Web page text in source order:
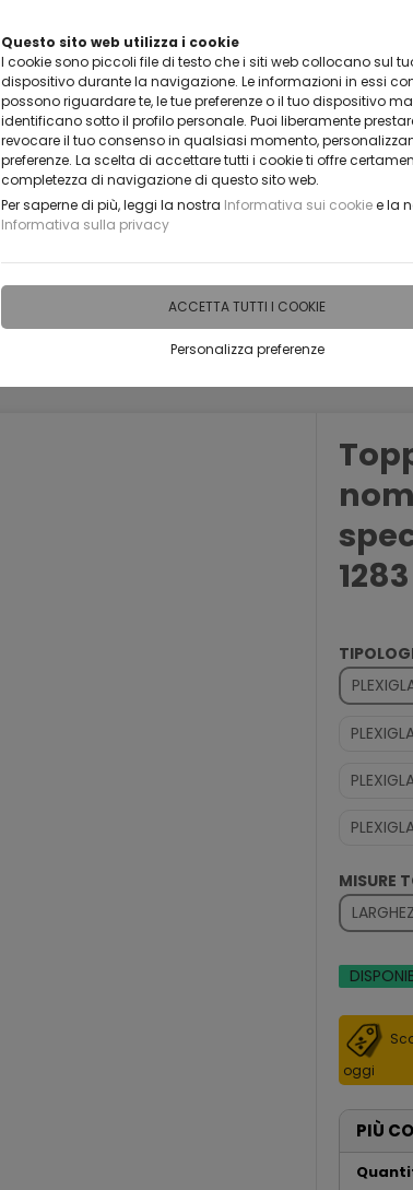
Questo sito web utilizza i cookie
I cookie sono piccoli file di testo che i siti web collocano sul
dispositivo durante la navigazione. Le informazioni in essi
possono riguardare te, le tue preferenze o il tuo dispositivo
identificano sotto il profilo personale. Puoi liberamente
revocare il tuo consenso in qualsiasi momento,
preferenze. La scelta di accettare tutti i cookie ti offre
completezza di navigazione di questo sito web.
Per saperne di più, leggi la nostra Informativa sui cookiee la
Informativa sulla privacy
ACCETTA TUTTI I COOKIE
Personalizza preferenze
VUOI DIVENTARE UN NOSTRO
CONTATTACI
IDEE PERSONALIZZABILI RECENSIONI
1283
MISURE
oggi
PIÙ